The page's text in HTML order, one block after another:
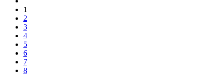
1
2
3
4
5
6
7
8